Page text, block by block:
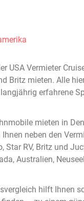
USA Vermieter
Britz mieten. Alle
erfahrene
mieten in
neben den
Star RV, Britz und
Australien,
hilft Ihnen